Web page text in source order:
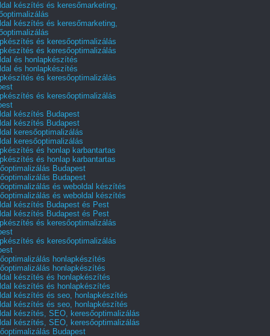
készítés és keresőmarketing,
készítés és keresőmarketing,
és keresőoptimalizálás
és keresőoptimalizálás
és honlapkészítés
és honlapkészítés
és keresőoptimalizálás
és keresőoptimalizálás
készítés Budapest
készítés Budapest
keresőoptimalizálás
keresőoptimalizálás
és honlap karbantartas
és honlap karbantartas
Budapest
Budapest
és weboldal készítés
és weboldal készítés
készítés Budapest és Pest
készítés Budapest és Pest
és keresőoptimalizálás
és keresőoptimalizálás
honlapkészítés
honlapkészítés
készítés és honlapkészítés
készítés és honlapkészítés
készítés és seo, honlapkészítés
készítés és seo, honlapkészítés
készítés, SEO, keresőoptimalizálás
készítés, SEO, keresőoptimalizálás
Budapest